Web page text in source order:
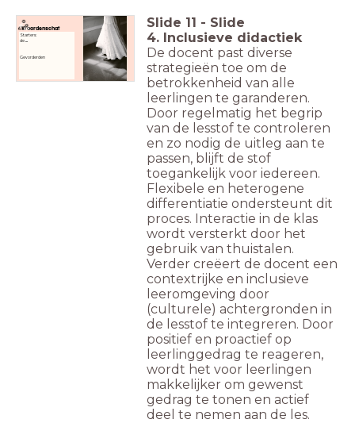
Woordenschat
Starters:
de
Gevorderden
Slide 11 - Slide
4. Inclusieve didactiek
De docent past diverse
strategieën toe om de
betrokkenheid van alle
leerlingen te garanderen.
Door regelmatig het begrip
van de lesstof te controleren
en zo nodig de uitleg aan te
passen, blijft de stof
toegankelijk voor iedereen.
Flexibele en heterogene
differentiatie ondersteunt dit
proces. Interactie in de klas
wordt versterkt door het
gebruik van thuistalen.
Verder creëert de docent een
contextrijke en inclusieve
leeromgeving door
(culturele) achtergronden in
de lesstof te integreren. Door
positief en proactief op
leerlinggedrag te reageren,
wordt het voor leerlingen
makkelijker om gewenst
gedrag te tonen en actief
deel te nemen aan de les.